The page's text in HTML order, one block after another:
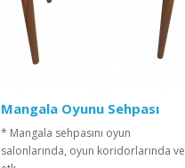
Mangala Oyunu Sehpası
* Mangala sehpasını oyun
salonlarında, oyun koridorlarında ve